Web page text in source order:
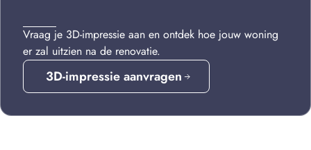
Vraag je 3D-impressie aan en ontdek hoe jouw woning
er zal uitzien na de renovatie.
3D-impressie aanvragen